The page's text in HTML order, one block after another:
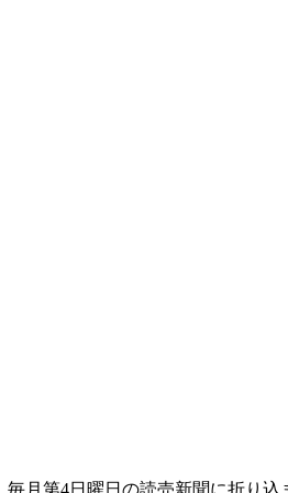
月第4日曜日の読売新聞に折り込